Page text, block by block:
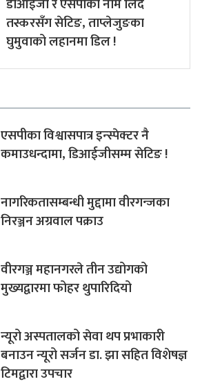
डीआईजी र एसपीको नाम लिँदै
तस्करसँग सेटिङ, ताप्लेजुङका
घुमुवाको लहानमा डिल !
एसपीका विश्वासपात्र इन्स्पेक्टर नै
कमाउधन्दामा, डिआईजीसम्म सेटिङ !
नागरिकतासम्बन्धी मुद्दामा वीरगन्जका
निरञ्जन अग्रवाल पक्राउ
वीरगञ्ज महानगरले तीन उद्योगको
मुख्यद्वारमा फोहर थुपारिदियो
न्यूरो अस्पतालको सेवा थप प्रभाकारी
बनाउन न्यूरो सर्जन डा. झा सहित विशेषज्ञ
टिमद्वारा उपचार